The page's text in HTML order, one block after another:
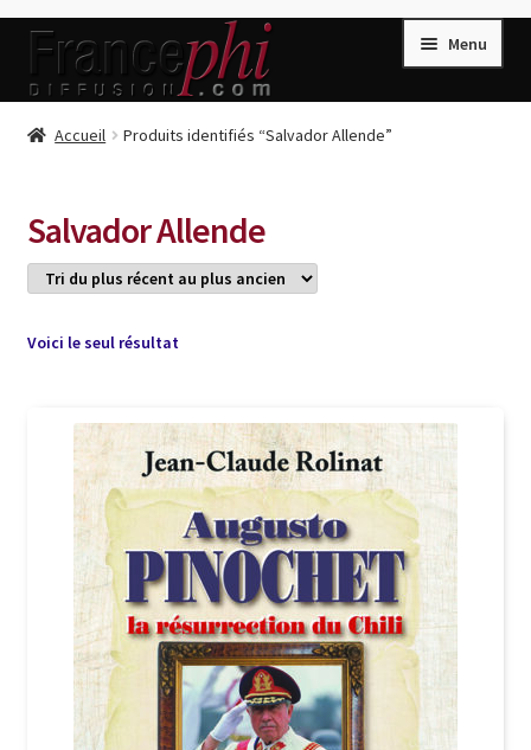
Aller
la
Aller
contenu
Menu
Accueil
Conditions de Vente
Connection
Listes d’Envies
Livres de Peter Randa
Livres de Philippe Randa
Login Customizer
Newsletter
Nous Contacter
Panier
Politique de confidentialité et cookies
Accueil Produits identifiés “Salvador Allende”
Salvador Allende
Voici le seul résultat